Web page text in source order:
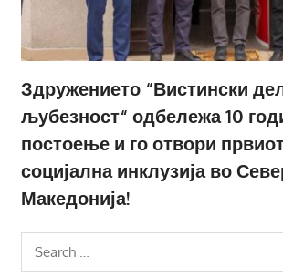
Здружението “Вистински
љубезност“ одбележа 10
постоење и го отвори
социјална инклузија во
Македонија!
Search
for: